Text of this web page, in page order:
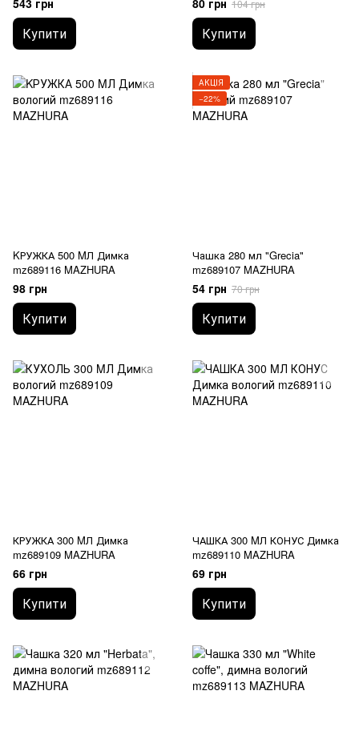
543 грн
Купити
80 грн 104 грн
Купити
KРУЖКА 500 MЛ Димка
mz689116 MAZHURA
98 грн
Купити
АКЦІЯ
−22%
Чашка 280 мл "Grecia"
mz689107 MAZHURA
54 грн 70 грн
Купити
КРУЖКА 300 MЛ Димка
mz689109 MAZHURA
66 грн
Купити
ЧАШКА 300 MЛ КОНУС Димка
mz689110 MAZHURA
69 грн
Купити